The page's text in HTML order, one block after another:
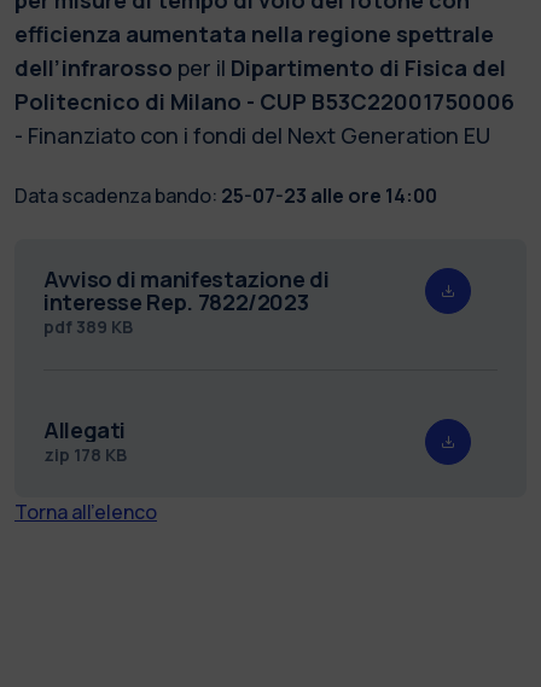
efficienza aumentata nella regione spettrale
dell’infrarosso per il Dipartimento di Fisica del
Politecnico di Milano - CUP B53C22001750006
- Finanziato con i fondi del Next Generation EU
Data scadenza bando: 25-07-23 alle ore 14:00
Avviso di manifestazione di
interesse Rep. 7822/2023
pdf 389 KB
Allegati
zip 178 KB
Torna all'elenco